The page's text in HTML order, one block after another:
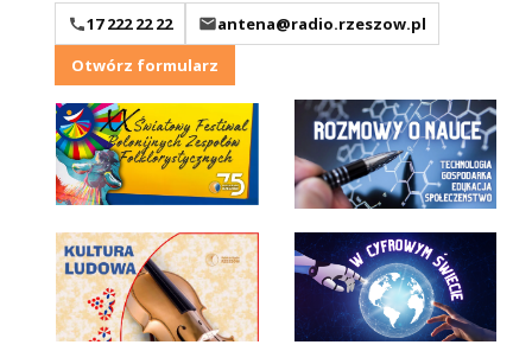
17 222 22 22
antena@radio.rzeszow.pl
Otwórz formularz